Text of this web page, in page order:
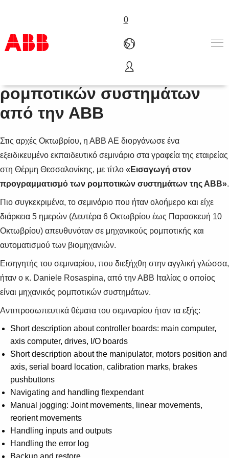
0
Προϊόντα & Λύσεις
Βιομηχανίες
Υπηρεσίες
Επικοινωνία
Suggestions
Εκπαιδευτικό σεμινάριο
ρομποτικών συστημάτων
από την ΑΒΒ
Στις αρχές Οκτωβρίου, η ΑΒΒ ΑΕ διοργάνωσε ένα
εξειδικευμένο εκπαιδευτικό σεμινάριο στα γραφεία της εταιρείας
στη Θέρμη Θεσσαλονίκης, με τίτλο « Εισαγωγή στον
προγραμματισμό των ρομποτικών συστημάτων της ΑΒΒ».
Πιο συγκεκριμένα, το σεμινάριο που ήταν ολοήμερο και είχε
διάρκεια 5 ημερών (Δευτέρα 6 Οκτωβρίου έως Παρασκευή 10
Οκτωβρίου) απευθυνόταν σε μηχανικούς ρομποτικής και
αυτοματισμού των βιομηχανιών.
Εισηγητής του σεμιναρίου, που διεξήχθη στην αγγλική γλώσσα,
ήταν ο κ. Daniele Rosaspina, από την ΑΒΒ Ιταλίας ο οποίος
είναι μηχανικός ρομποτικών συστημάτων.
Αντιπροσωπευτικά θέματα του σεμιναρίου ήταν τα εξής:
Short description about controller boards: main computer,
axis computer, drives, I/O boards
Short description about the manipulator, motors position and
axis, serial board location, calibration marks, brakes
pushbuttons
Navigating and handling flexpendant
Manual jogging: Joint movements, linear movements,
reorient movements
Handling inputs and outputs
Handling the error log
Backup and restore